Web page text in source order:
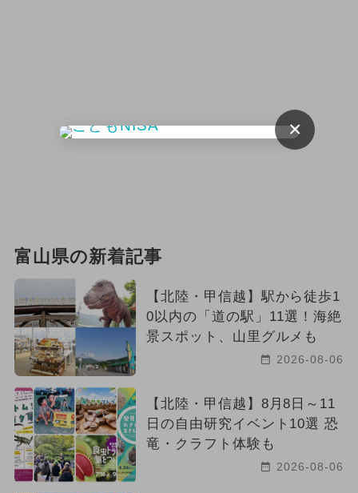
富山県の新着記事
【北陸・甲信越】駅から徒歩1
0以内の「道の駅」11選！海絶
景スポット、山里グルメも
2026-08-06
【北陸・甲信越】8月8日～11
日の自由研究イベント10選 恐
竜・クラフト体験も
2026-08-06
×